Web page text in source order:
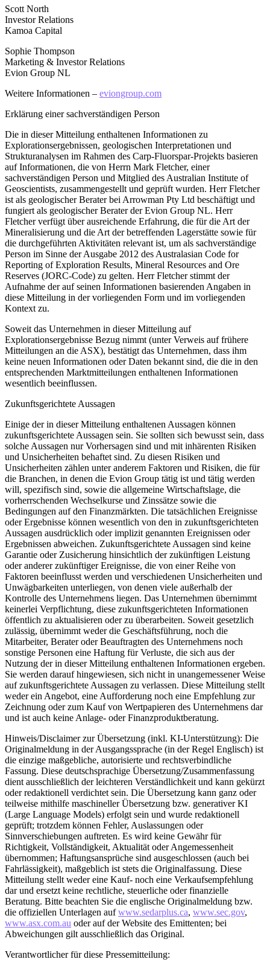
Scott North
Investor Relations
Kamoa Capital
Sophie Thompson
Marketing & Investor Relations
Evion Group NL
Weitere Informationen – eviongroup.com
Erklärung einer sachverständigen Person
Die in dieser Mitteilung enthaltenen Informationen zu
Explorationsergebnissen, geologischen Interpretationen und
Strukturanalysen im Rahmen des Carp-Fluorspar-Projekts basieren
auf Informationen, die von Herrn Mark Fletcher, einer
sachverständigen Person und Mitglied des Australian Institute of
Geoscientists, zusammengestellt und geprüft wurden. Herr Fletcher
ist als geologischer Berater bei Arrowman Pty Ltd beschäftigt und
fungiert als geologischer Berater der Evion Group NL. Herr
Fletcher verfügt über ausreichende Erfahrung, die für die Art der
Mineralisierung und die Art der betreffenden Lagerstätte sowie für
die durchgeführten Aktivitäten relevant ist, um als sachverständige
Person im Sinne der Ausgabe 2012 des Australasian Code for
Reporting of Exploration Results, Mineral Resources and Ore
Reserves (JORC-Code) zu gelten. Herr Fletcher stimmt der
Aufnahme der auf seinen Informationen basierenden Angaben in
diese Mitteilung in der vorliegenden Form und im vorliegenden
Kontext zu.
Soweit das Unternehmen in dieser Mitteilung auf
Explorationsergebnisse Bezug nimmt (unter Verweis auf frühere
Mitteilungen an die ASX), bestätigt das Unternehmen, dass ihm
keine neuen Informationen oder Daten bekannt sind, die die in den
entsprechenden Marktmitteilungen enthaltenen Informationen
wesentlich beeinflussen.
Zukunftsgerichtete Aussagen
Einige der in dieser Mitteilung enthaltenen Aussagen können
zukunftsgerichtete Aussagen sein. Sie sollten sich bewusst sein, dass
solche Aussagen nur Vorhersagen sind und mit inhärenten Risiken
und Unsicherheiten behaftet sind. Zu diesen Risiken und
Unsicherheiten zählen unter anderem Faktoren und Risiken, die für
die Branchen, in denen die Evion Group tätig ist und tätig werden
will, spezifisch sind, sowie die allgemeine Wirtschaftslage, die
vorherrschenden Wechselkurse und Zinssätze sowie die
Bedingungen auf den Finanzmärkten. Die tatsächlichen Ereignisse
oder Ergebnisse können wesentlich von den in zukunftsgerichteten
Aussagen ausdrücklich oder implizit genannten Ereignissen oder
Ergebnissen abweichen. Zukunftsgerichtete Aussagen sind keine
Garantie oder Zusicherung hinsichtlich der zukünftigen Leistung
oder anderer zukünftiger Ereignisse, die von einer Reihe von
Faktoren beeinflusst werden und verschiedenen Unsicherheiten und
Unwägbarkeiten unterliegen, von denen viele außerhalb der
Kontrolle des Unternehmens liegen. Das Unternehmen übernimmt
keinerlei Verpflichtung, diese zukunftsgerichteten Informationen
öffentlich zu aktualisieren oder zu überarbeiten. Soweit gesetzlich
zulässig, übernimmt weder die Geschäftsführung, noch die
Mitarbeiter, Berater oder Beauftragten des Unternehmens noch
sonstige Personen eine Haftung für Verluste, die sich aus der
Nutzung der in dieser Mitteilung enthaltenen Informationen ergeben.
Sie werden darauf hingewiesen, sich nicht in unangemessener Weise
auf zukunftsgerichtete Aussagen zu verlassen. Diese Mitteilung stellt
weder ein Angebot, eine Aufforderung noch eine Empfehlung zur
Zeichnung oder zum Kauf von Wertpapieren des Unternehmens dar
und ist auch keine Anlage- oder Finanzproduktberatung.
Hinweis/Disclaimer zur Übersetzung (inkl. KI-Unterstützung): Die
Originalmeldung in der Ausgangssprache (in der Regel Englisch) ist
die einzige maßgebliche, autorisierte und rechtsverbindliche
Fassung. Diese deutschsprachige Übersetzung/Zusammenfassung
dient ausschließlich der leichteren Verständlichkeit und kann gekürzt
oder redaktionell verdichtet sein. Die Übersetzung kann ganz oder
teilweise mithilfe maschineller Übersetzung bzw. generativer KI
(Large Language Models) erfolgt sein und wurde redaktionell
geprüft; trotzdem können Fehler, Auslassungen oder
Sinnverschiebungen auftreten. Es wird keine Gewähr für
Richtigkeit, Vollständigkeit, Aktualität oder Angemessenheit
übernommen; Haftungsansprüche sind ausgeschlossen (auch bei
Fahrlässigkeit), maßgeblich ist stets die Originalfassung. Diese
Mitteilung stellt weder eine Kauf- noch eine Verkaufsempfehlung
dar und ersetzt keine rechtliche, steuerliche oder finanzielle
Beratung. Bitte beachten Sie die englische Originalmeldung bzw.
die offiziellen Unterlagen aufwww.sedarplus.ca, www.sec.gov,
www.asx.com.au oder auf der Website des Emittenten; bei
Abweichungen gilt ausschließlich das Original.
Verantwortlicher für diese Pressemitteilung: